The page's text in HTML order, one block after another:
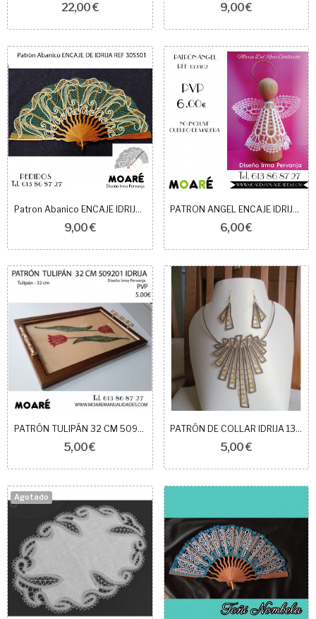
22,00 € 9,00 €
Patron Abanico ENCAJE IDRIJA REF 305501
9,00 €
PATRON ANGEL ENCAJE IDRIJA 139302
6,00 €
PATRÓN TULIPÁN 32 CM 509201 IDRIJA
5,00 €
PATRÓN DE COLLAR IDRIJA 139501
5,00 €
Agotado